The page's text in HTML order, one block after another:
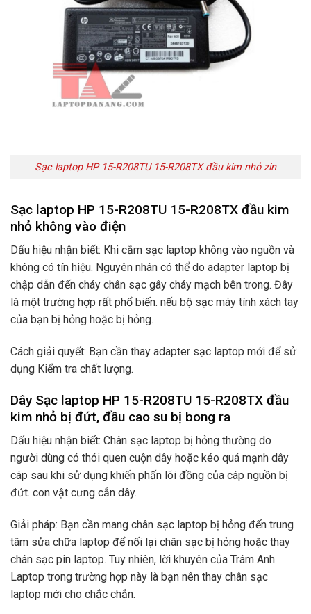
Sạc laptop HP 15-R208TU 15-R208TX đầu kim nhỏ zin
Sạc laptop HP 15-R208TU 15-R208TX đầu kim
nhỏ không vào điện
Dấu hiệu nhận biết: Khi cắm sạc laptop không vào nguồn và
không có tín hiệu. Nguyên nhân có thể do adapter laptop bị
chập dẫn đến cháy chân sạc gây cháy mạch bên trong. Đây
là một trường hợp rất phổ biến. nếu bộ sạc máy tính xách tay
của bạn bị hỏng hoặc bị hỏng.
Cách giải quyết: Bạn cần thay adapter sạc laptop mới để sử
dụng Kiểm tra chất lượng.
Dây Sạc laptop HP 15-R208TU 15-R208TX đầu
kim nhỏ bị đứt, đầu cao su bị bong ra
Dấu hiệu nhận biết: Chân sạc laptop bị hỏng thường do
người dùng có thói quen cuộn dây hoặc kéo quá mạnh dây
cáp sau khi sử dụng khiến phấn lõi đồng của cáp nguồn bị
đứt. con vật cưng cắn dây.
Giải pháp: Bạn cần mang chân sạc laptop bị hỏng đến trung
tâm sửa chữa laptop để nối lại chân sạc bị hỏng hoặc thay
chân sạc pin laptop. Tuy nhiên, lời khuyên của Trâm Anh
Laptop trong trường hợp này là bạn nên thay chân sạc
laptop mới cho chắc chắn.